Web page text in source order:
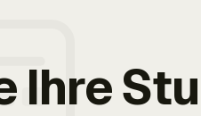
Ihre